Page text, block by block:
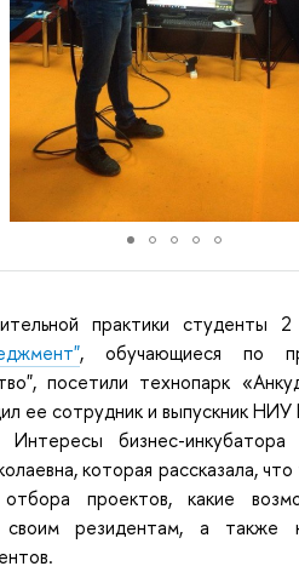
практики студенты 2
, обучающиеся по
посетили технопарк
ее сотрудник и выпускник
бизнес-инкубатора
которая рассказала,
проектов, какие
своим резидентам, а также